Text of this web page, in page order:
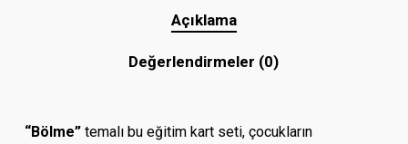
Açıklama
Değerlendirmeler (0)
“Bölme”temalı bu eğitim kart seti, çocukların